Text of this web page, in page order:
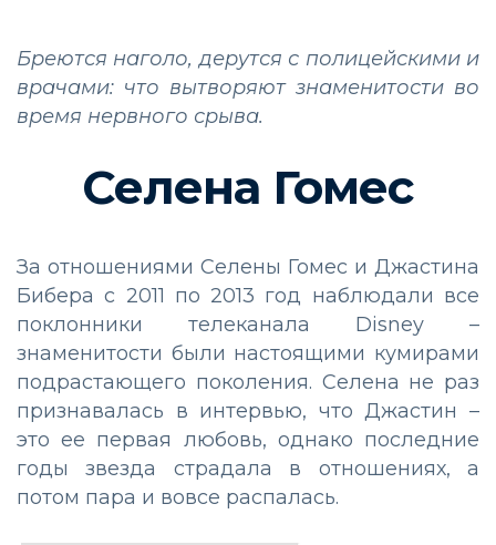
Бреются наголо, дерутся с полицейскими и
врачами: что вытворяют знаменитости во
время нервного срыва.
Селена Гомес
За отношениями Селены Гомес и Джастина
Бибера c 2011 по 2013 год наблюдали все
поклонники телеканала Disney –
знаменитости были настоящими кумирами
подрастающего поколения. Селена не раз
признавалась в интервью, что Джастин –
это ее первая любовь, однако последние
годы звезда страдала в отношениях, а
потом пара и вовсе распалась.